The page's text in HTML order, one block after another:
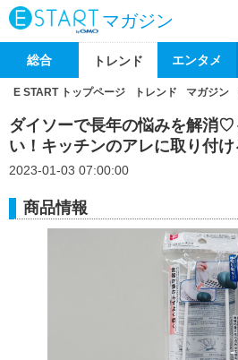
マガジン
総合 トレンド エンタメ
E START トップページ トレンド マガジン
ダイソーで長年の悩みを解消
い！キッチンのアレに取り付
2023-01-03 07:00:00
商品情報